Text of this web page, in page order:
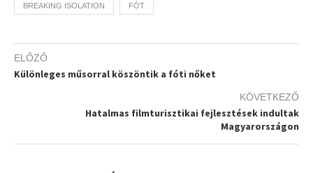
BREAKING ISOLATION FÓT
ELŐZŐ
Különleges műsorral köszöntik a fóti nőket
KÖVETKEZŐ
Hatalmas filmturisztikai fejlesztések indultak
Magyarországon